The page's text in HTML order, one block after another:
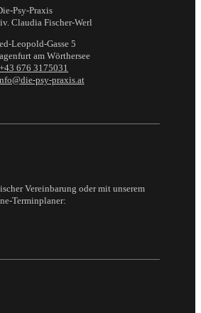
Psy-Praxis
Claudia Fischer-Werl
Leopold-Gasse 5
am Wörthersee
+43 676 3175031
psy-praxis.at
Vereinbarung oder mit unserem
Terminplaner: